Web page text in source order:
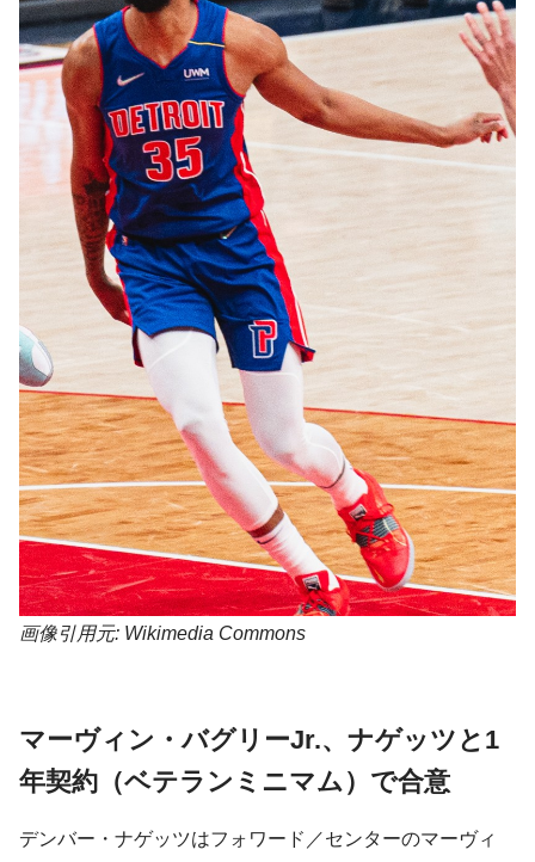
画像引用元: Wikimedia Commons
マーヴィン・バグリーJr.、ナゲッツと1
年契約（ベテランミニマム）で合意
デンバー・ナゲッツはフォワード／センターのマーヴィ